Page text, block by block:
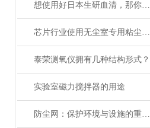
想使用好日本生研血清，那你必须要先了解它的功能
芯片行业使用无尘室专用粘尘网的核心优势
泰荣测氧仪拥有几种结构形式？
实验室磁力搅拌器的用途
防尘网：保护环境与设施的重要工具